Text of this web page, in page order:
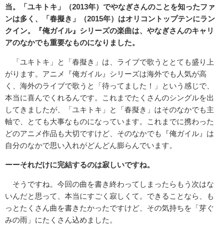
当。「ユキトキ」（2013年）でやなぎさんのことを知ったファ
ンは多く、「春擬き」（2015年）はオリコントップテンにラン
クイン。『俺ガイル』シリーズの楽曲は、やなぎさんのキャリ
アのなかでも重要なものになりました。
「ユキトキ」と「春擬き」は、ライブで歌うととても盛り上
がります。アニメ『俺ガイル』シリーズは海外でも人気が高
く、海外のライブで歌うと「待ってました！」という感じで、
本当に喜んでくれるんです。これまでたくさんのシングルを出
してきましたが、「ユキトキ」と「春擬き」はそのなかでも主
軸で、とても大事なものになっています。これまでに携わった
どのアニメ作品も大切ですけど、そのなかでも『俺ガイル』は
自分のなかで思い入れがどんどん膨らんでいます。
ーーそれだけに完結するのは寂しいですね。
そうですね。今回の曲を書き終わってしまったらもう次はな
いんだと思って、本当にすごく寂しくて。できることなら、も
っとたくさん曲を書きたかったですけど、その気持ちを「芽ぐ
みの雨」にたくさん込めました。